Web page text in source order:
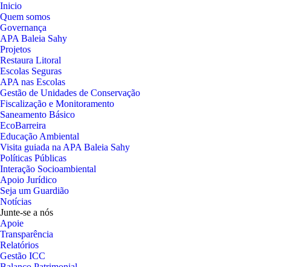
Inicio
Quem somos
Governança
APA Baleia Sahy
Projetos
Restaura Litoral
Escolas Seguras
APA nas Escolas
Gestão de Unidades de Conservação
Fiscalização e Monitoramento
Saneamento Básico
EcoBarreira
Educação Ambiental
Visita guiada na APA Baleia Sahy
Políticas Públicas
Interação Socioambiental
Apoio Jurídico
Seja um Guardião
Notícias
Junte-se a nós
Apoie
Transparência
Relatórios
Gestão ICC